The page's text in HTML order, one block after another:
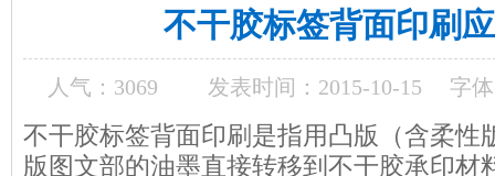
不干胶标签背面印刷
人气： 3069 发表时间：2015-10-15 字
不干胶标签背面印刷是指用凸版（含柔性
版图文部的油墨直接转移到不干胶承印材